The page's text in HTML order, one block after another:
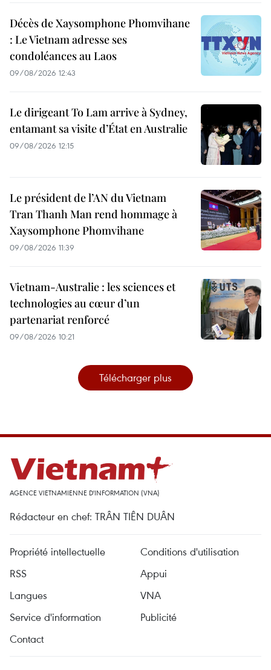
Décès de Xaysomphone Phomvihane
: Le Vietnam adresse ses
condoléances au Laos
09/08/2026 12:43
Le dirigeant To Lam arrive à Sydney,
entamant sa visite d’État en Australie
09/08/2026 12:15
Le président de l’AN du Vietnam
Tran Thanh Man rend hommage à
Xaysomphone Phomvihane
09/08/2026 11:39
Vietnam-Australie : les sciences et
technologies au cœur d’un
partenariat renforcé
09/08/2026 10:21
Télécharger plus
AGENCE VIETNAMIENNE D'INFORMATION (VNA)
Rédacteur en chef: TRÂN TIÊN DUÂN
Propriété intellectuelle
Conditions d'utilisation
RSS
Appui
Langues
VNA
Service d'information
Publicité
Contact